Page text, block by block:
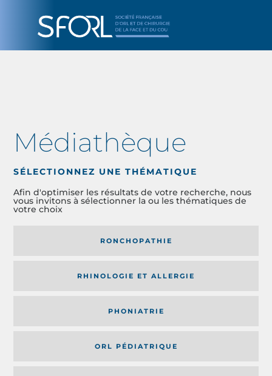
Médiathèque
SÉLECTIONNEZ UNE THÉMATIQUE
Afin d'optimiser les résultats de votre recherche, nous
vous invitons à sélectionner la ou les thématiques de
votre choix
RONCHOPATHIE
RHINOLOGIE ET ALLERGIE
PHONIATRIE
ORL PÉDIATRIQUE